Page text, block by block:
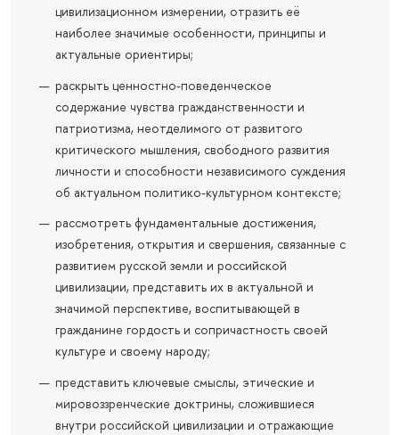
цивилизационном измерении, отразить её
наиболее значимые особенности, принципы и
актуальные ориентиры;
раскрыть ценностно-поведенческое
содержание чувства гражданственности и
патриотизма, неотделимого от развитого
критического мышления, свободного развития
личности и способности независимого суждения
об актуальном политико-культурном контексте;
рассмотреть фундаментальные достижения,
изобретения, открытия и свершения, связанные с
развитием русской земли и российской
цивилизации, представить их в актуальной и
значимой перспективе, воспитывающей в
гражданине гордость и сопричастность своей
культуре и своему народу;
представить ключевые смыслы, этические и
мировоззренческие доктрины, сложившиеся
внутри российской цивилизации и отражающие